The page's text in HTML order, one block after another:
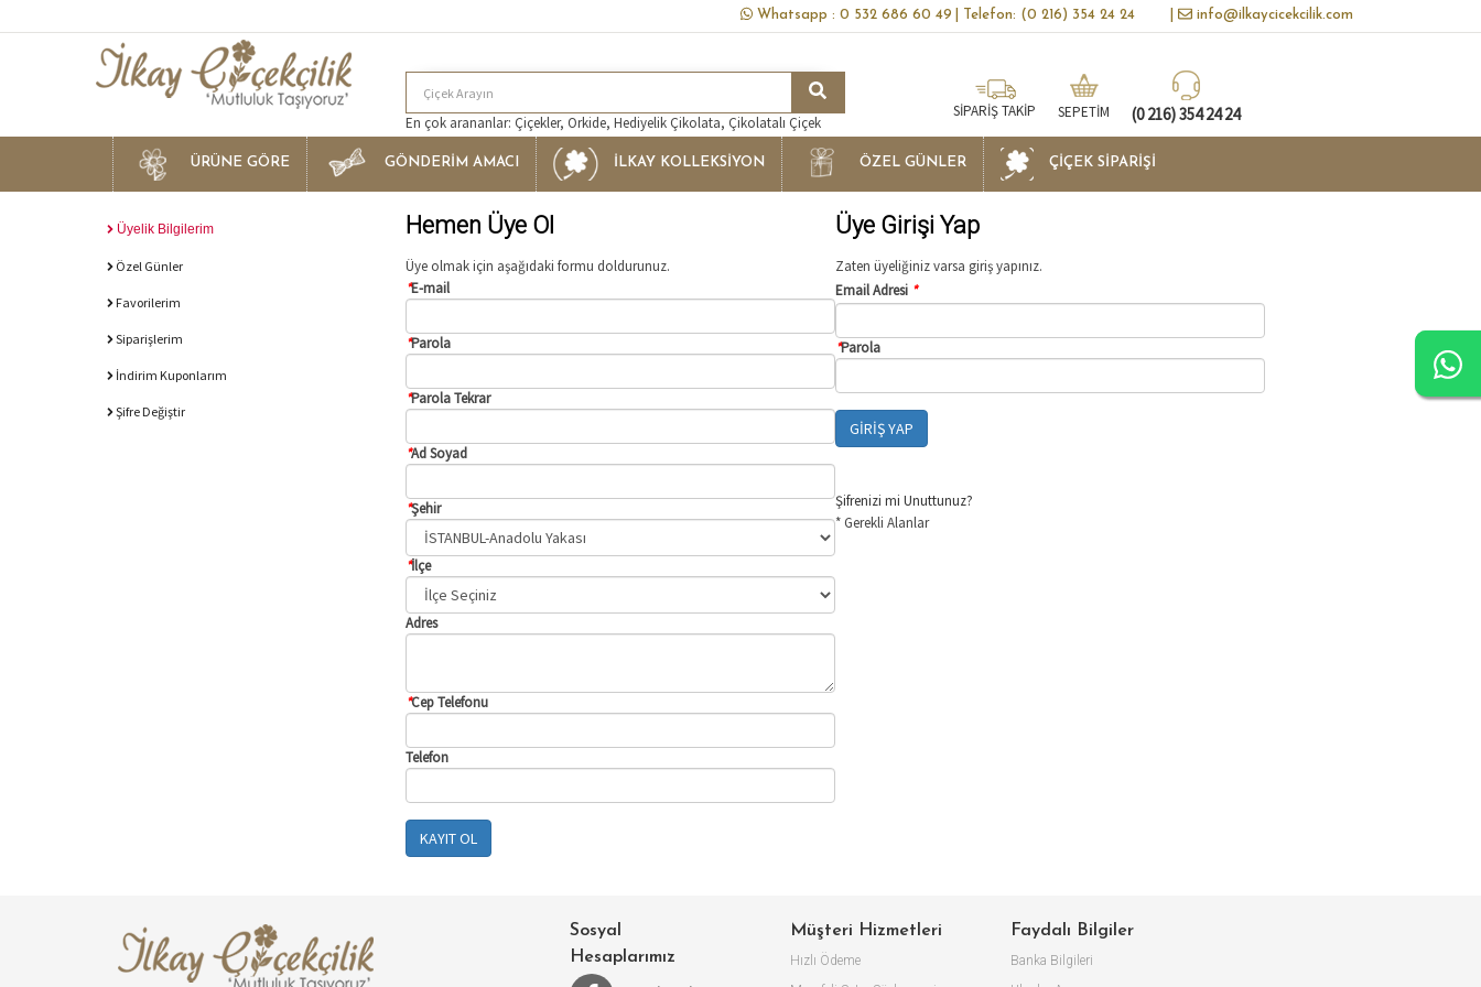
info@ilkaycicekcilik.com
| Telefon: (0 216) 354 24 24
Whatsapp : 0 532 686 60 49
En çok arananlar: Çiçekler, Orkide, Hediyelik Çikolata, Çikolatalı Çiçek
SİPARİŞ TAKİP SEPETİM (0 216) 354 24 24
ÜRÜNE GÖRE GÖNDERİM AMACI İLKAY KOLLEKSIYON ÖZEL GÜNLER ÇIÇEK SIPARIŞI
Üyelik Bilgilerim
Özel Günler
Favorilerim
Siparişlerim
İndirim Kuponlarım
Şifre Değiştir
Hemen Üye Ol
Üye olmak için aşağıdaki formu doldurunuz.
*E-mail
*Parola
*Parola Tekrar
*Ad Soyad
*Şehir
*İlçe
Adres
*Cep Telefonu
Telefon
KAYIT OL
Üye Girişi Yap
Zaten üyeliğiniz varsa giriş yapınız.
Email Adresi *
*Parola
GİRİŞ YAP
Şifrenizi mi Unuttunuz?
* Gerekli Alanlar
Sosyal
Hesaplarımız
Müşteri Hizmetleri
Hızlı Ödeme
Faydalı Bilgiler
Banka Bilgileri